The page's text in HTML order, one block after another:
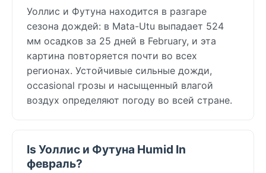
Уоллис и Футуна находится в разгаре
сезона дождей: в Mata-Utu выпадает 524
мм осадков за 25 дней в February, и эта
картина повторяется почти во всех
регионах. Устойчивые сильные дожди,
occasional грозы и насыщенный влагой
воздух определяют погоду во всей стране.
Is Уоллис и Футуна Humid In
февраль?